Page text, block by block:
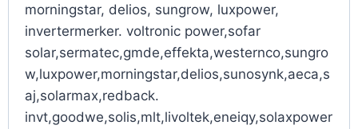
morningstar, delios, sungrow, luxpower,
invertermerker. voltronic power,sofar
solar,sermatec,gmde,effekta,westernco,sungro
w,luxpower,morningstar,delios,sunosynk,aeca,s
aj,solarmax,redback.
invt,goodwe,solis,mlt,livoltek,eneiqy,solaxpower